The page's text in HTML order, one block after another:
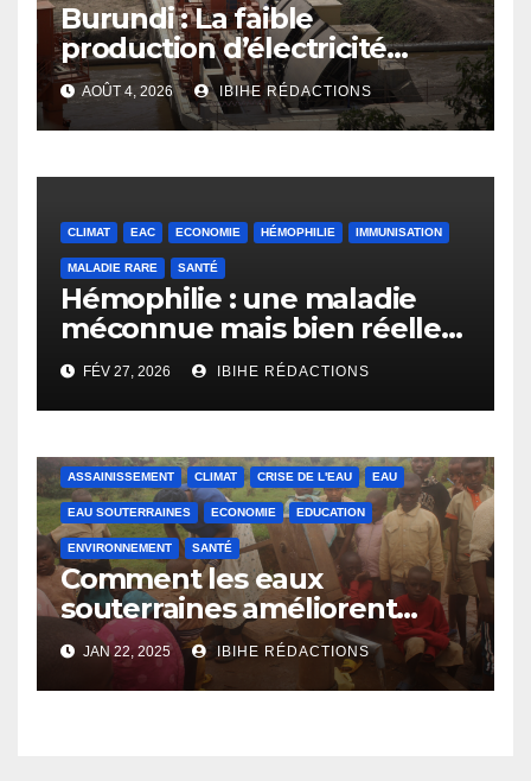
Burundi : La faible
production d’électricité
compromet le plan
d’émergence
AOÛT 4, 2026 IBIHE RÉDACTIONS
CLIMAT EAC ECONOMIE HÉMOPHILIE IMMUNISATION
MALADIE RARE SANTÉ
Hémophilie : une maladie
méconnue mais bien réelle
et coûteuse
FÉV 27, 2026 IBIHE RÉDACTIONS
ASSAINISSEMENT CLIMAT CRISE DE L'EAU EAU
EAU SOUTERRAINES ECONOMIE EDUCATION
ENVIRONNEMENT SANTÉ
Comment les eaux
souterraines améliorent
l’accès à l’eau potable dans
les écoles du Burundi.
JAN 22, 2025 IBIHE RÉDACTIONS